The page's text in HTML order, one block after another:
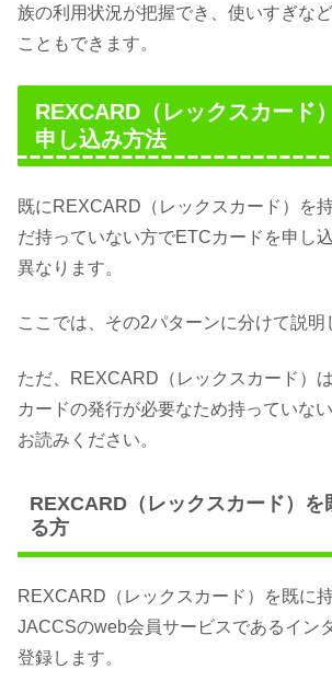
族の利用状況が把握でき、使いすぎな
こともできます。
REXCARD（レックスカード
申し込み方法
既にREXCARD（レックスカード）を
だ持っていない方でETCカードを申し
異なります。
ここでは、その2パターンに分けて説明
ただ、REXCARD（レックスカード）
カードの発行が必要なため持っていな
お読みください。
REXCARD（レックスカード）を
る方
REXCARD（レックスカード）を既に
JACCSのweb会員サービスであるイン
登録します。